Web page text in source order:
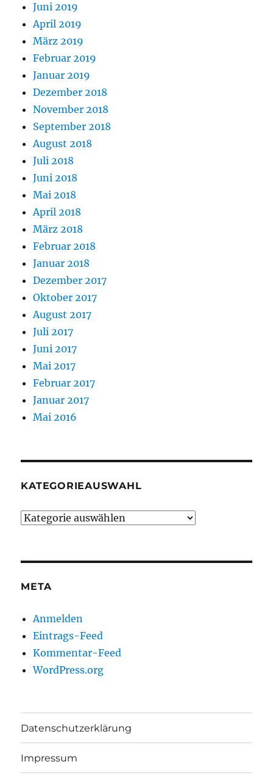
Juni 2019
April 2019
März 2019
Februar 2019
Januar 2019
Dezember 2018
November 2018
September 2018
August 2018
Juli 2018
Juni 2018
Mai 2018
April 2018
März 2018
Februar 2018
Januar 2018
Dezember 2017
Oktober 2017
August 2017
Juli 2017
Juni 2017
Mai 2017
Februar 2017
Januar 2017
Mai 2016
KATEGORIEAUSWAHL
Kategorieauswahl
META
Anmelden
Eintrags-Feed
Kommentar-Feed
WordPress.org
Datenschutzerklärung
Impressum